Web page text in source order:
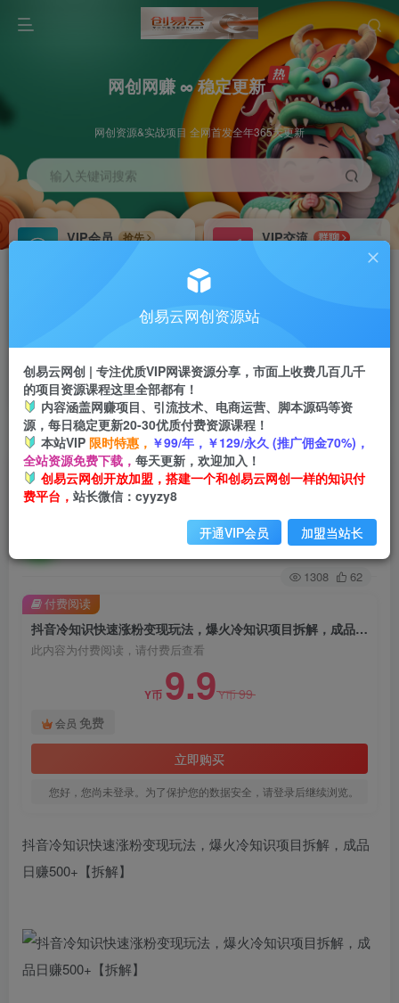
网创网赚 ∞ 稳定更新
网创资源&实战项目 全网首发全年365天更新
输入关键词搜索
VIP会员
抢先
VIP交流
群聊
研究探讨更多创业项目路子。
会员专属推广链接
挂机 项目
脚本卡密
APP下载
GO
首页 创业课程 会员免费 正文
抖音冷知识快速涨粉变现玩法，爆火冷知识项目拆
解，成品日赚500+【拆解】
关注
1308 62
抖音冷知识快速涨粉变现玩法，爆火冷知识项目拆解，成品日赚500+【拆解】
此内容为付费阅读，请付费后查看
Y币 9.9Y币99
会员 免费
立即购买
您好，您尚未登录。为了保护您的数据安全，请登录后继续浏览。
付费阅读
抖音冷知识快速涨粉变现玩法，爆火冷知识项目拆解，成品
日赚500+【拆解】
创易云网创资源站
创易云网创 | 专注优质VIP网课资源分享，市面上收费几百几千
的项目资源课程这里全部都有！
内容涵盖网赚项目、引流技术、电商运营、脚本源码等资
源，每日稳定更新20-30优质付费资源课程！
本站VIP 限时特惠， ￥99/年，￥129/永久 (推广佣金70%)，
全站资源免费下载， 每天更新，欢迎加入！
创易云网创开放加盟，搭建一个和创易云网创一样的知识付
费平台， 站长微信：cyyzy8
开通VIP会员 加盟当站长